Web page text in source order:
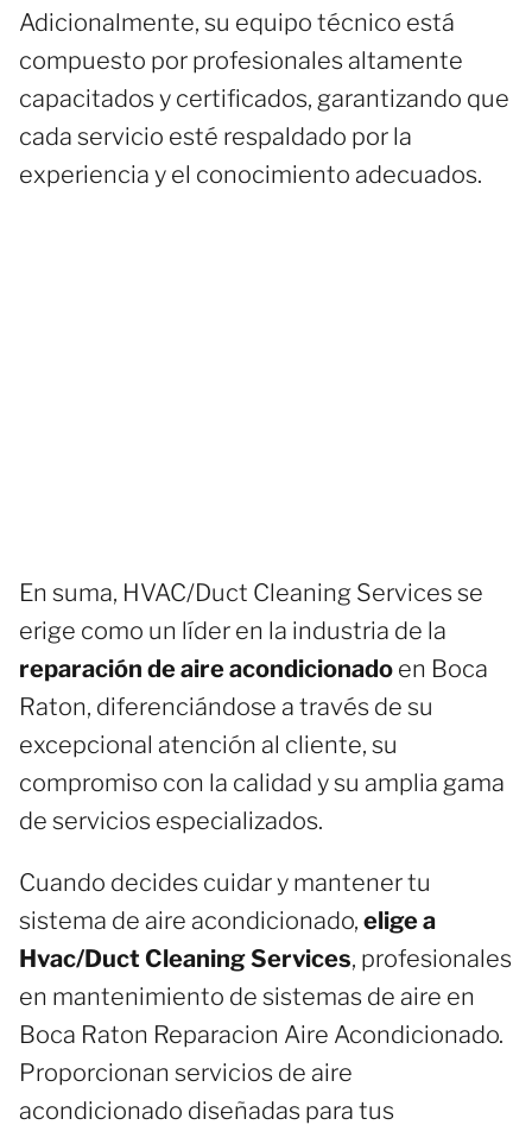
Adicionalmente, su equipo técnico está
compuesto por profesionales altamente
capacitados y certificados, garantizando que
cada servicio esté respaldado por la
experiencia y el conocimiento adecuados.
En suma, HVAC/Duct Cleaning Services se
erige como un líder en la industria de la
reparación de aire acondicionado en Boca
Raton, diferenciándose a través de su
excepcional atención al cliente, su
compromiso con la calidad y su amplia gama
de servicios especializados.
Cuando decides cuidar y mantener tu
sistema de aire acondicionado, elige a
Hvac/Duct Cleaning Services, profesionales
en mantenimiento de sistemas de aire en
Boca Raton Reparacion Aire Acondicionado.
Proporcionan servicios de aire
acondicionado diseñadas para tus